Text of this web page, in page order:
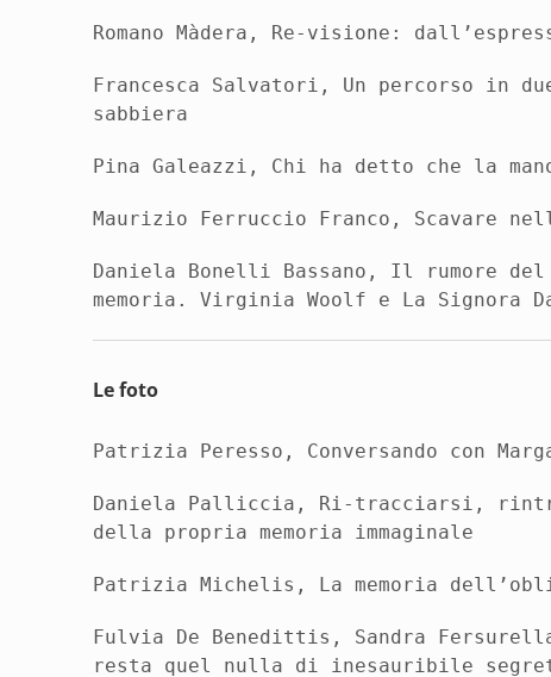
Romano Màdera , Re-visione:
Francesca Salvatori, Un percorso in
sabbiera
Pina Galeazzi, Chi ha detto che la
Maurizio Ferruccio Franco, Scavare
Daniela Bonelli Bassano, Il rumore
memoria . Virginia Woolf e La Signora
Le foto
Patrizia Peresso , Conversando con
Daniela Palliccia , Ri-tracciarsi,
della propria memoria immaginale
Patrizia Michelis , La memoria
Fulvia De Benedittis , Sandra
resta quel nulla di inesauribile